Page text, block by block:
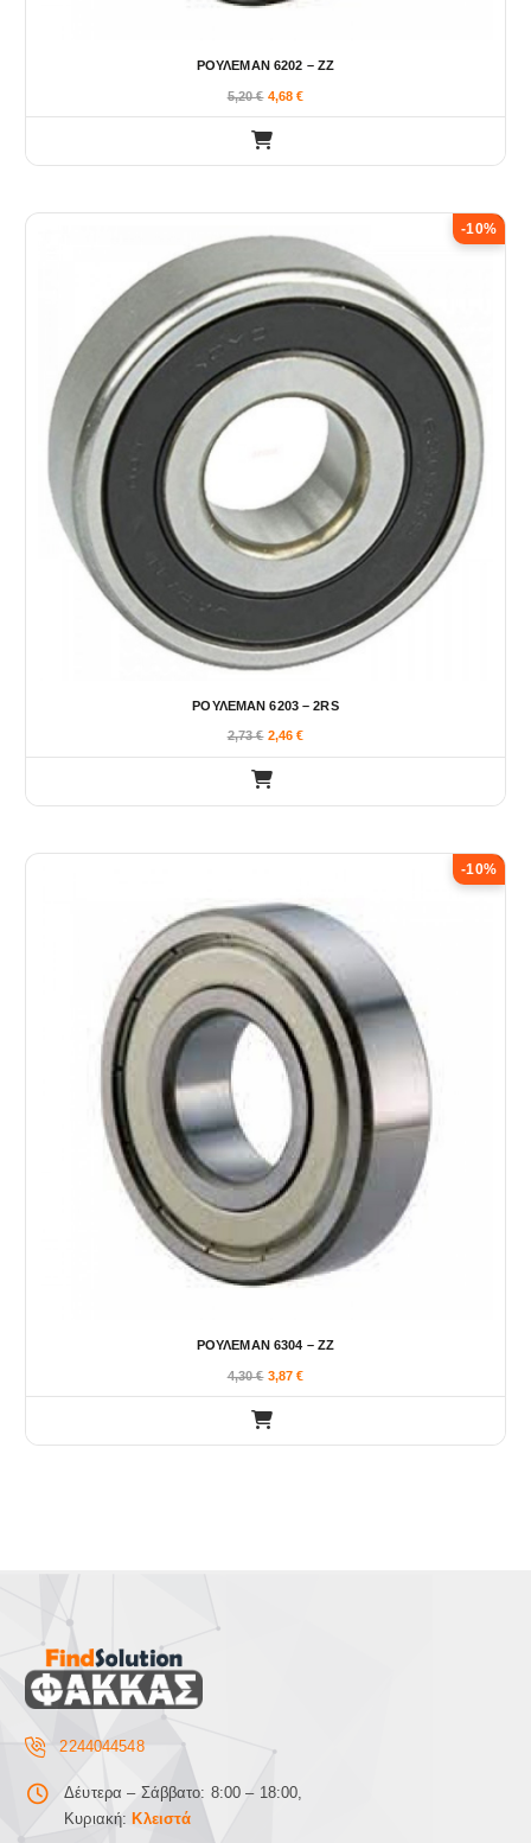
ΡΟΥΛΕΜΑΝ 6202 – ΖΖ
5,20€ 4,68€
-10%
ΡΟΥΛΕΜΑΝ 6203 – 2RS
2,73€ 2,46€
-10%
ΡΟΥΛΕΜΑΝ 6304 – ΖΖ
4,30€ 3,87€
2244044548
Δέυτερα – Σάββατο: 8:00 – 18:00,
Κυριακή: Κλειστά